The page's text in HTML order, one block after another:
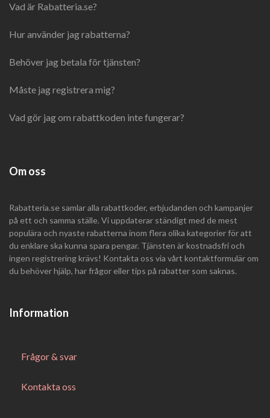
Vad är Rabatteria.se?
Hur använder jag rabatterna?
Behöver jag betala för tjänsten?
Måste jag registrera mig?
Vad gör jag om rabattkoden inte fungerar?
Om oss
Rabatteria.se samlar alla rabattkoder, erbjudanden och kampanjer
på ett och samma ställe. Vi uppdaterar ständigt med de mest
populära och nyaste rabatterna inom flera olika kategorier för att
du enklare ska kunna spara pengar. Tjänsten är kostnadsfri och
ingen registrering krävs! Kontakta oss via vårt kontaktformulär om
du behöver hjälp, har frågor eller tips på rabatter som saknas.
Information
Frågor & svar
Kontakta oss